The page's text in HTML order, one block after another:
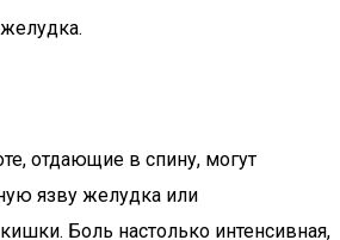
отдающие в спину, могут
язву желудка или
Боль настолько интенсивная,